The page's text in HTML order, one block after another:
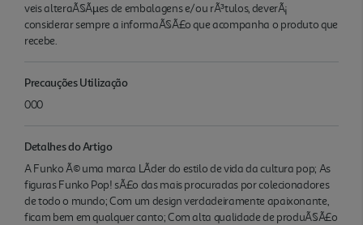
veis alteraÃ§Ãµes de embalagens e/ou rÃ³tulos, deverÃ¡
considerar sempre a informaÃ§Ã£o que acompanha o produto que
recebe.
Precauções Utilização
000
Detalhes do Artigo
A Funko Ã© uma marca LÃ­der do estilo de vida da cultura pop; As
figuras Funko Pop! sÃ£o das mais procuradas por colecionadores
de todo o mundo; Com um design verdadeiramente apaixonante,
ficam bem em qualquer canto; Com alta qualidade de produÃ§Ã£o